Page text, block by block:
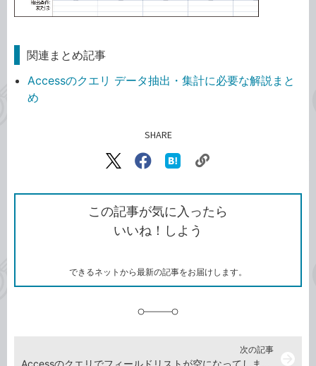
関連まとめ記事
Accessのクエリ データ抽出・集計に必要な解説まと
め
SHARE
X（旧
で
シ
ェ
ア
Facebook
シ
ェ
ア
な
ブ
ッ
ク
ク
ク
を
コ
この記事が気に入ったら
いいね！しよう
できるネットから最新の記事をお届けします。
次の記事
Accessのクエリでフィールドリストが空になってしまったときの対処方法